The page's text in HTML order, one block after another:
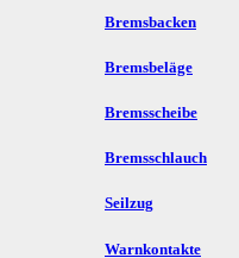
Bremsbacken
Bremsbeläge
Bremsscheibe
Bremsschlauch
Seilzug
Warnkontakte